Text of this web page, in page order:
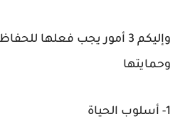
وإليكم 3 أمور يجب فعلها
وحمايتها
1- أسلوب الحياة